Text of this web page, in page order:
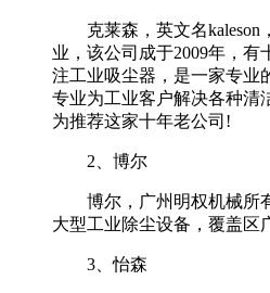
克莱森，英文名kaleson
业，该公司成于2009年，
注工业吸尘器，是一家专业
专业为工业客户解决各种清
为推荐这家十年老公司!
2、博尔
博尔，广州明权机械所
大型工业除尘设备，覆盖区
3、怡森